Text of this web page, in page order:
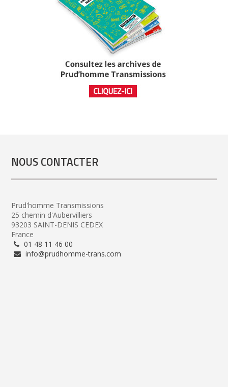
NOUS CONTACTER
Prud'homme Transmissions
25 chemin d'Aubervilliers
93203 SAINT-DENIS CEDEX
France
01 48 11 46 00
info@prudhomme-trans.com